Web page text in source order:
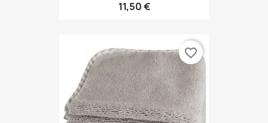
11,50 €
favorite_border